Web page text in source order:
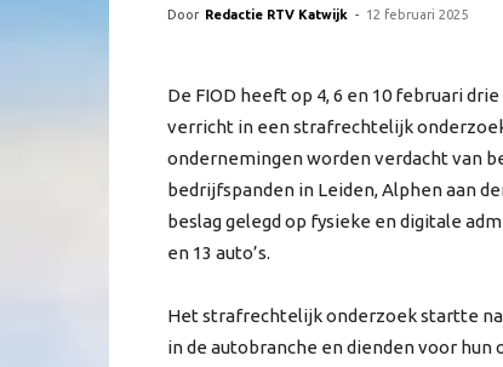
Door Redactie RTV Katwijk - 12 februari 2025
De FIOD heeft op 4, 6 en 10 februari
verricht in een strafrechtelijk
ondernemingen worden verdacht van
bedrijfspanden in Leiden, Alphen aan
beslag gelegd op fysieke en digitale
en 13 auto’s.
Het strafrechtelijk onderzoek startte
in de autobranche en dienden voor